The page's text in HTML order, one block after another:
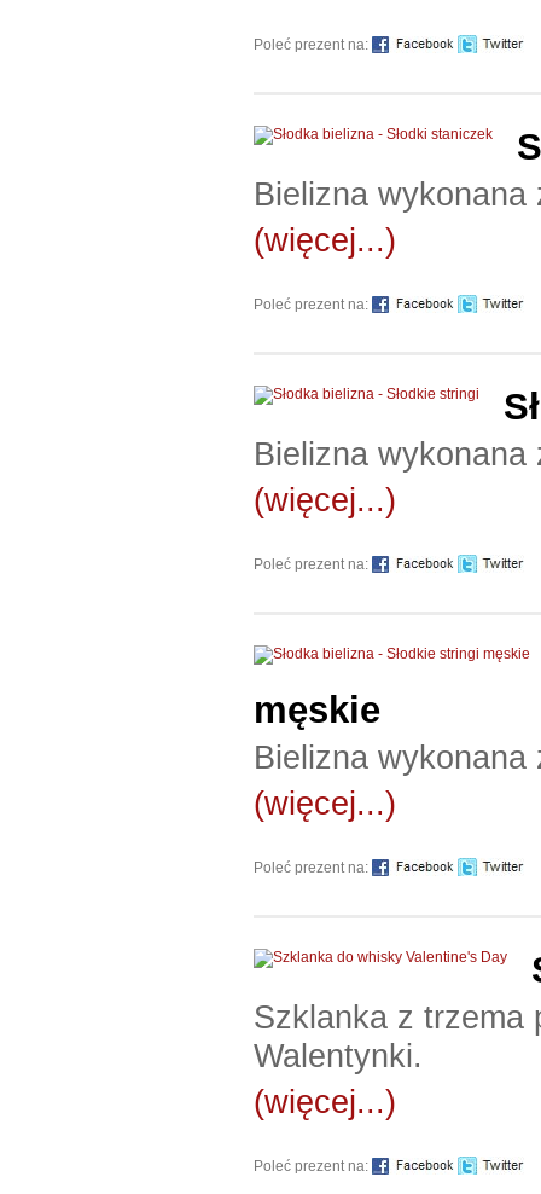
Poleć prezent na:
Bielizna wykonana
(więcej...)
Poleć prezent na:
Bielizna wykonana
(więcej...)
Poleć prezent na:
męskie
Bielizna wykonana
(więcej...)
Poleć prezent na:
Szklanka z trzema
Walentynki.
(więcej...)
Poleć prezent na: